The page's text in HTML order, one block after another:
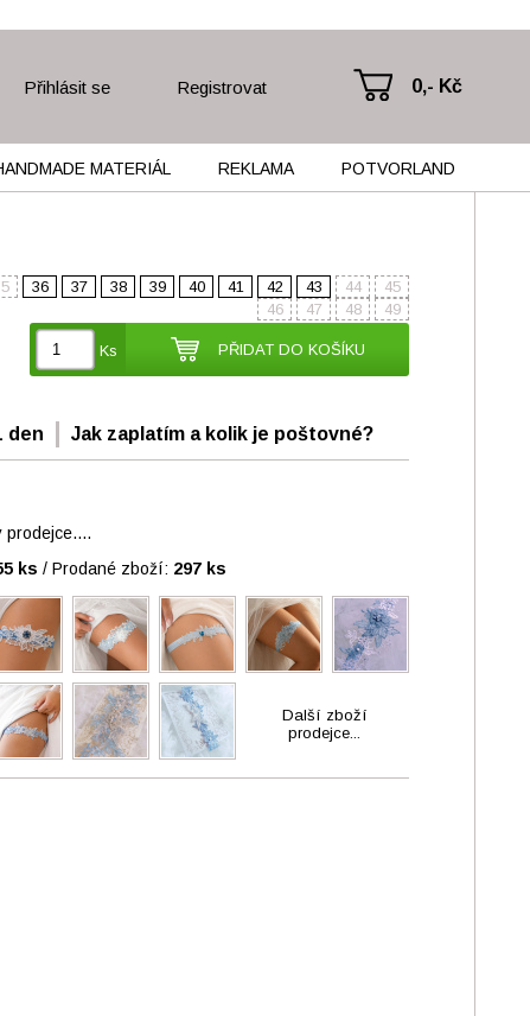
Přihlásit se Registrovat 0,- Kč
MATERIÁL REKLAMA POTVORLAND
36 37 38 39 40 41 42 43 44
45
46
47 48 49
Ks PŘIDAT DO KOŠÍKU
den Jak zaplatím a kolik je poštovné?
prodejce....
ks / Prodané zboží: 297 ks
Další zboží
prodejce...